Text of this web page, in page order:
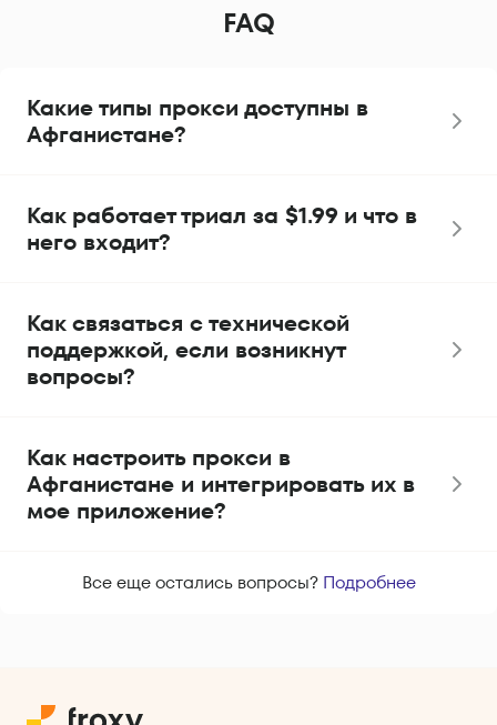
FAQ
Какие типы прокси доступны в
Афганистане?
Как работает триал за $1.99 и что в
него входит?
Как связаться с технической
поддержкой, если возникнут
вопросы?
Как настроить прокси в
Афганистане и интегрировать их в
мое приложение?
Все еще остались вопросы? Подробнее